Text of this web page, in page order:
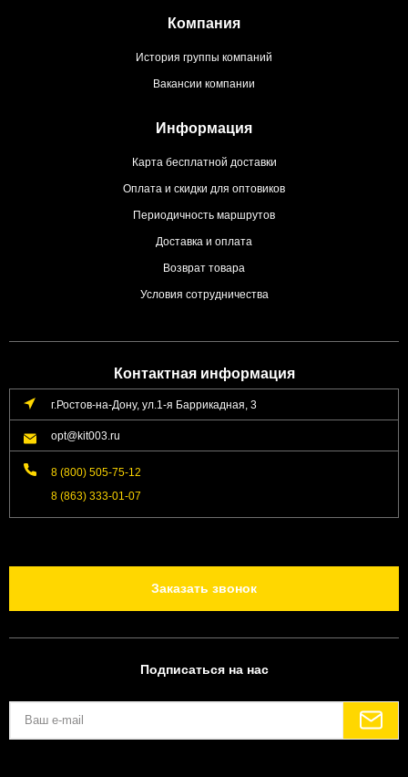
Компания
История группы компаний
Вакансии компании
Информация
Карта бесплатной доставки
Оплата и скидки для оптовиков
Периодичность маршрутов
Доставка и оплата
Возврат товара
Условия сотрудничества
Контактная информация
г.Ростов-на-Дону, ул.1-я Баррикадная, 3
opt@kit003.ru
8 (800) 505-75-12
8 (863) 333-01-07
Заказать звонок
Подписаться на нас